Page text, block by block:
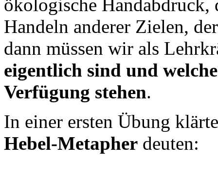
ökologische Handabdruck,
Handeln anderer Zielen,
dann müssen wir als
eigentlich sind und
Verfügung stehen.
In einer ersten Übung
Hebel-Metapher deuten: